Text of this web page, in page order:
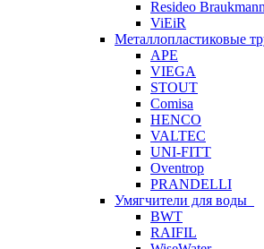
Resideo Braukmann
ViEiR
Металлопластиковые
APE
VIEGA
STOUT
Comisa
HENCO
VALTEC
UNI-FITT
Oventrop
PRANDELLI
Умягчители для воды
BWT
RAIFIL